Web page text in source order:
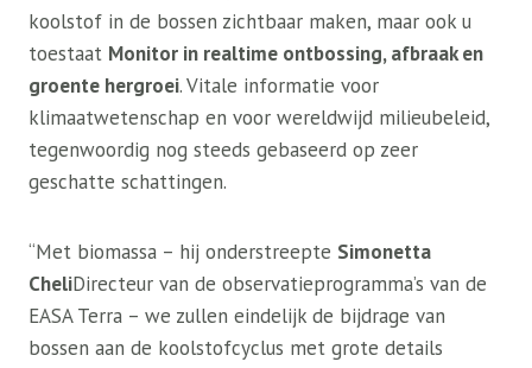
koolstof in de bossen zichtbaar maken, maar ook u
toestaat Monitor in realtime ontbossing, afbraak en
groente hergroei. Vitale informatie voor
klimaatwetenschap en voor wereldwijd milieubeleid,
tegenwoordig nog steeds gebaseerd op zeer
geschatte schattingen.
“Met biomassa – hij onderstreepte Simonetta
CheliDirecteur van de observatieprogramma’s van de
EASA Terra – we zullen eindelijk de bijdrage van
bossen aan de koolstofcyclus met grote details